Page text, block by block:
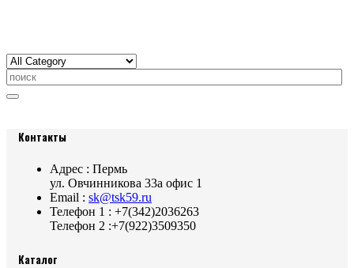
Контакты
Адрес : Пермь
ул. Овчинникова 33а офис 1
Email : sk@tsk59.ru
Телефон 1 : +7(342)2036263
Телефон 2 :+7(922)3509350
Каталог